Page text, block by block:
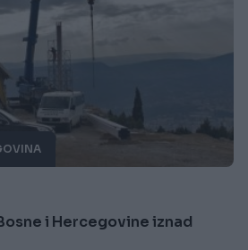
i Hercegovine iznad